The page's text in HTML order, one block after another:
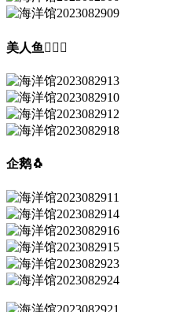
美人鱼🧜🏻‍♀️
企鹅🐧